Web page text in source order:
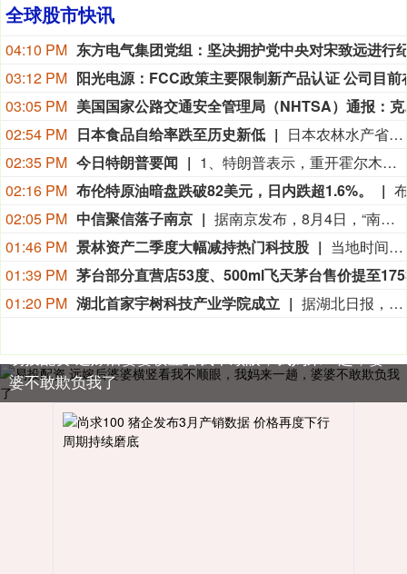
全球股市快讯
04:10 PM
03:12 PM
03:05 PM
美国国家公路交通安全管理局
02:54 PM 日本食品自给率跌至历史新低
日本农林水产省8月7日公布的数据显示，2025财年，即2025年4月至2026年3月，按热量计算的日本食品自给率下降1个百分点至37%，为历史最低水平。日本食品自给率是指国内生产的食品占国内食品总供给的比例。日本农林水产省表示，大米消费减少是食品自给率下降的重要原因。日本大米消费长期以来主要依靠本国供应，是日本食品自给率的重要支撑。米价上涨导致居民大米消费减少，国产大米提供的热量随之减少，显著拉低日本整体食品自给率。（CCTV国际时讯）
02:35 PM 今日特朗普要闻
1、特朗普表示，重开霍尔木兹海峡的谈判正在推进，尽管伊朗议员正在考虑对与美国和以色列相关的船只实施限制。 2、特朗普：（关于人工智能）这可能比石油还要重要。谁赢得人工智能，谁就赢得一切。就是如此重要。人工智能比互联网大很多倍。 3、报道称，美国总统特朗普近日在一次私下会晤中表示，他希望副总统万斯能够赢得2028年总统大选。 4、美国总统特朗普当地时间8月7日宣布，联邦政府将向多个关键矿产和电池项目投资30亿美元，旨在增加美国国内产量，并以此推动国家安全与产业政策。 5、美国总统特朗普6日否认他对国防部长赫格塞思不满，称对赫格塞思所做的工作“非常满意”。 6、白宫本周致信库克称，特朗普“正在考虑”解除其职务，并要求她在三周内回应有关抵押贷款欺诈的指控。 7、特朗普媒体集团退出与Crypto.com的两项交易。 8、当地时间8月6日，有记者在采访美国总统特朗普时提出，如果民主党人在中期选举后控制国会众议院，可能会再次试图弹劾他，特朗普表示，“很多人说我是有史以来最伟大的总统之一”。
02:16 PM 布伦特原油暗盘跌破82美元，日内跌超1.6%。
02:05 PM 中信聚信落子南京
据南京发布，8月4日，“南京聚信天晟股权投资合伙企业（有限合伙）”正式落地紫金山国际科创基金街区。基金规模10.01亿元，管理人为中信聚信（北京）资本管理有限公司，其向上穿透的实际控制人为中信集团，管理人整体管理规模超百亿元。该基金在2026紫金山创投大会上签约启动组建，将重点投向新一代信息技术、高端装备、新材料、新能源、生物医药及新消费等领域，为南京科创产业注入新的资本动能。
01:46 PM 景林资产二季度大幅减持热门科技股
当地时间8月7日，知名千亿级私募景林资产披露2026年二季度末最新美股持仓（13F）。二季度，景林资产清仓英伟达、META等热门科技股，大幅减持英特尔、网易、谷歌等标的；景林资产在二季度末的美股持仓市值从38.8亿美元大幅下降至21.9亿美元，降幅达43%。在大幅收缩多只原有持仓的同时，景林资产也对部分半导体产业链公司进行了布局，包括近期业绩超预期的美国光模块制造商AAOI（应用光电）。
01:39 PM
01:20 PM 湖北首家宇树科技产业学院成立 据湖北日报，8月7日，湖北省首家宇树科技产业学院在长江工程职业技术学院成立。据悉，“宇树科技产业学院”由宇树科技股份有限公司与长江工程职业技术学院共建，实行“企业专家任院长、校内教授任执行副院长”双院长制管理架构，聚焦机器人调试、运维、技术支持等市场紧缺岗位，精准培育紧缺人才。
易投配资 远嫁后婆婆横竖看我不顺眼，我妈来一趟，婆
婆不敢欺负我了